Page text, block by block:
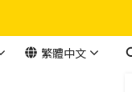
繁體中文